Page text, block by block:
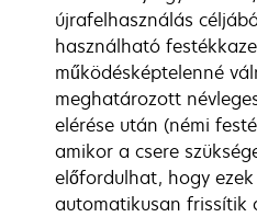
újrafelhasználás
használható
működésképtelenné
meghatározott
elérése után (némi
amikor a csere
előfordulhat, hogy
automatikusan frissítik